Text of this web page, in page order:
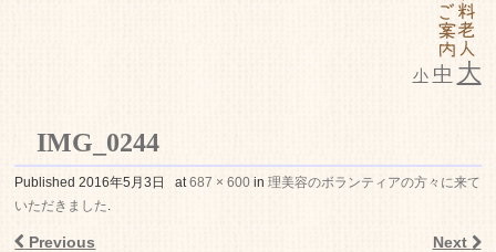
小 中 大
特別養護老人ホーム | 介護付有料
老人ホーム いこいの里
IMG_0244
Published2016年5月3日 at687 × 600 in理美容のボランティアの方々に来て
いただきました.
Previous Next